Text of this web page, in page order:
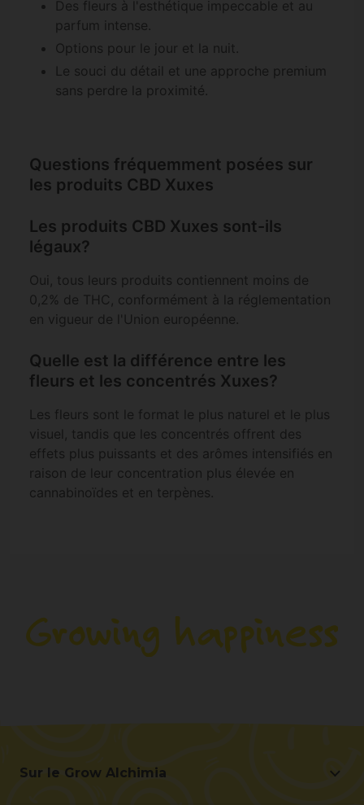
Des fleurs à l'esthétique impeccable et au
parfum intense.
Options pour le jour et la nuit.
Le souci du détail et une approche premium
sans perdre la proximité.
Questions fréquemment posées sur
les produits CBD Xuxes
Les produits CBD Xuxes sont-ils
légaux?
Oui, tous leurs produits contiennent moins de
0,2% de THC, conformément à la réglementation
en vigueur de l'Union européenne.
Quelle est la différence entre les
fleurs et les concentrés Xuxes?
Les fleurs sont le format le plus naturel et le plus
visuel, tandis que les concentrés offrent des
effets plus puissants et des arômes intensifiés en
raison de leur concentration plus élevée en
cannabinoïdes et en terpènes.
Sur le Grow Alchimia